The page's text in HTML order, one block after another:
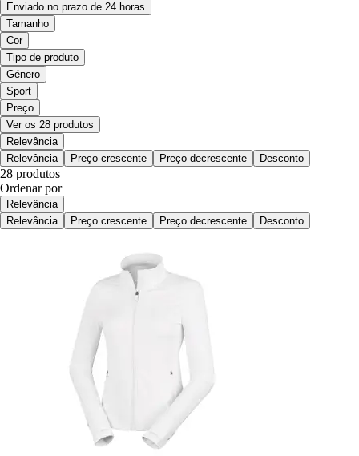
Enviado no prazo de 24 horas
Tamanho
Cor
Tipo de produto
Género
Sport
Preço
Ver os 28 produtos
Relevância
Relevância
Preço crescente Preço decrescente Desconto
28 produtos
Ordenar por
Relevância
Relevância
Preço crescente Preço decrescente Desconto